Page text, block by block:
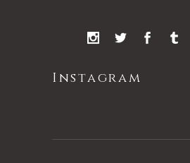
Instagram